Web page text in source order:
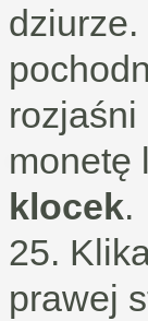
monetę
klocek.
25.
prawej